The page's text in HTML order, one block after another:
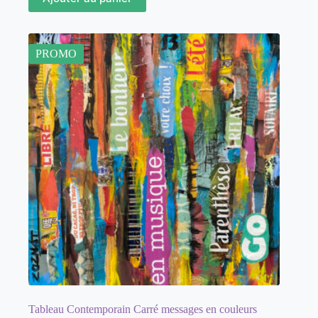
PROMO
Tableau Contemporain Carré messages en couleurs